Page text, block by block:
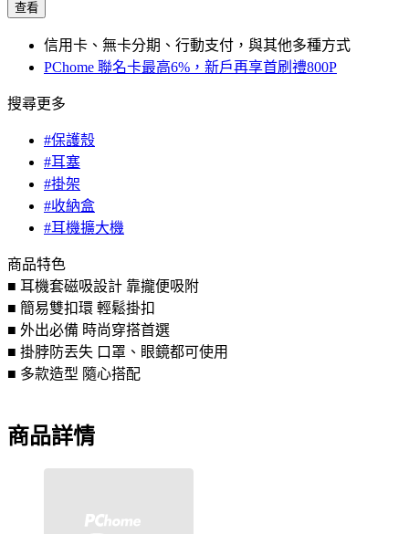
查看
信用卡、無卡分期、行動支付，與其他多種方式
PChome 聯名卡最高6%，新戶再享首刷禮800P
搜尋更多
#保護殼
#耳塞
#掛架
#收納盒
#耳機擴大機
商品特色
■ 耳機套磁吸設計 靠攏便吸附
■ 簡易雙扣環 輕鬆掛扣
■ 外出必備 時尚穿搭首選
■ 掛脖防丟失 口罩、眼鏡都可使用
■ 多款造型 隨心搭配
商品詳情